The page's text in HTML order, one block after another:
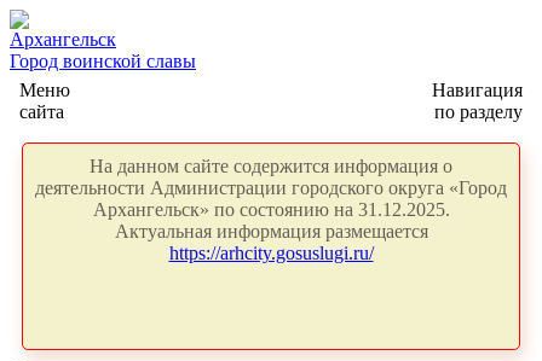
Архангельск
Город воинской славы
Меню
сайта
Навигация
по разделу
На данном сайте содержится информация о
деятельности Администрации городского округа «Город
Архангельск» по состоянию на 31.12.2025.
Актуальная информация размещается
https://arhcity.gosuslugi.ru/